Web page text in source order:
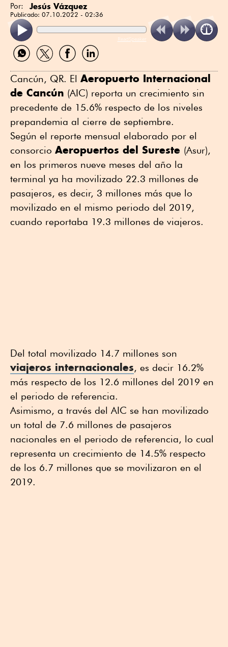
Por: Jesús Vázquez
Publicado: 07.10.2022 - 02:36
ReadSpeaker
Compartir
por
Compartir
por
Compartir
por
Compartir
por
Cancún, QR. El Aeropuerto Internacional
de Cancún (AIC) reporta un crecimiento sin
precedente de 15.6% respecto de los niveles
prepandemia al cierre de septiembre.
Según el reporte mensual elaborado por el
consorcio Aeropuertos del Sureste (Asur),
en los primeros nueve meses del año la
terminal ya ha movilizado 22.3 millones de
pasajeros, es decir, 3 millones más que lo
movilizado en el mismo periodo del 2019,
cuando reportaba 19.3 millones de viajeros.
Del total movilizado 14.7 millones son
viajeros internacionales, es decir 16.2%
más respecto de los 12.6 millones del 2019 en
el periodo de referencia.
Asimismo, a través del AIC se han movilizado
un total de 7.6 millones de pasajeros
nacionales en el periodo de referencia, lo cual
representa un crecimiento de 14.5% respecto
de los 6.7 millones que se movilizaron en el
2019.